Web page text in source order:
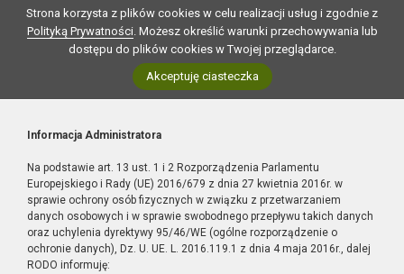
Strona korzysta z plików cookies w celu realizacji usług i zgodnie z
Polityką Prywatności. Możesz określić warunki przechowywania lub
dostępu do plików cookies w Twojej przeglądarce.
Akceptuję ciasteczka
Informacja Administratora
Na podstawie art. 13 ust. 1 i 2 Rozporządzenia Parlamentu
Europejskiego i Rady (UE) 2016/679 z dnia 27 kwietnia 2016r. w
sprawie ochrony osób fizycznych w związku z przetwarzaniem
danych osobowych i w sprawie swobodnego przepływu takich danych
oraz uchylenia dyrektywy 95/46/WE (ogólne rozporządzenie o
ochronie danych), Dz. U. UE. L. 2016.119.1 z dnia 4 maja 2016r., dalej
RODO informuję: